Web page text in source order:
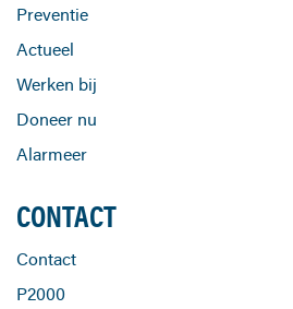
Preventie
Actueel
Werken bij
Doneer nu
Alarmeer
CONTACT
Contact
P2000